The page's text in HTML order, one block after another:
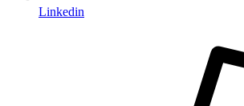
Linkedin